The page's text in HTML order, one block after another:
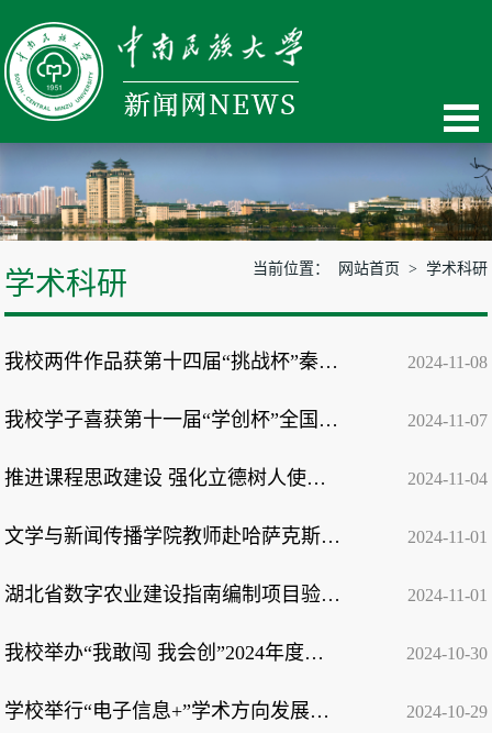
学术科研 当前位置： 网站首页 > 学术科研
我校两件作品获第十四届“挑战杯”秦创原中国大学生创业计划竞赛银奖 2024-11-08
我校学子喜获第十一届“学创杯”全国大学生创业综合模拟大赛特等奖 2024-11-07
推进课程思政建设 强化立德树人使命 党委教师工作部（教师教学发展中心）开展... 2024-11-04
文学与新闻传播学院教师赴哈萨克斯坦国际哈中语言学院交流 2024-11-01
湖北省数字农业建设指南编制项目验收会在我校召开 2024-11-01
我校举办“我敢闯 我会创”2024年度大学生创新训练计划项目成果展 2024-10-30
学校举行“电子信息+”学术方向发展交流会 2024-10-29